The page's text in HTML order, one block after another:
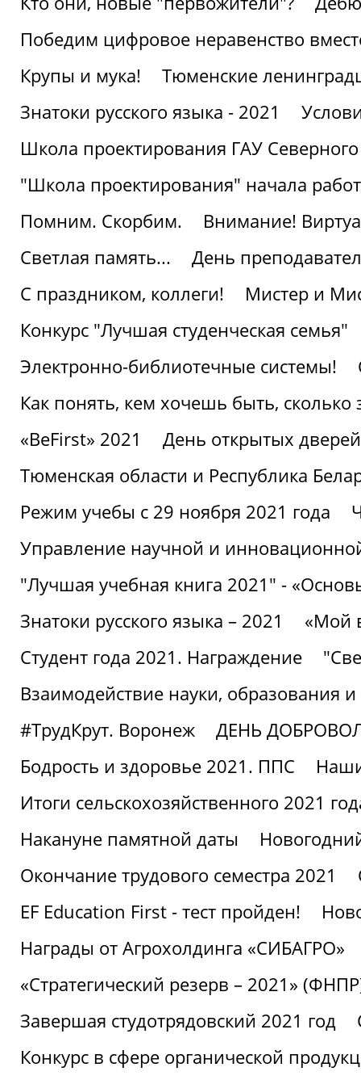
Победим цифровое неравенство
Крупы и мука!
Тюменские
Знатоки русского языка - 2021
Школа проектирования ГАУ
"Школа проектирования" начала
Помним. Скорбим.
Внимание!
Светлая память...
День
С праздником, коллеги!
Мистер и
Конкурс "Лучшая студенческая семья"
Электронно-библиотечные системы!
Как понять, кем хочешь быть, сколько
«BeFirst» 2021
День открытых
Тюменская области и Республика
Режим учебы с 29 ноября 2021 года
Управление научной и
"Лучшая учебная книга 2021" -
Знатоки русского языка – 2021
«Мой
Студент года 2021. Награждение
Взаимодействие науки, образования и
#ТрудКрут. Воронеж
ДЕНЬ
Бодрость и здоровье 2021. ППС
Итоги сельскохозяйственного 2021
Накануне памятной даты
Окончание трудового семестра 2021
EF Education First - тест пройден!
Награды от Агрохолдинга «СИБАГРО»
«Стратегический резерв – 2021»
Завершая студотрядовский 2021 год
Конкурс в сфере органической